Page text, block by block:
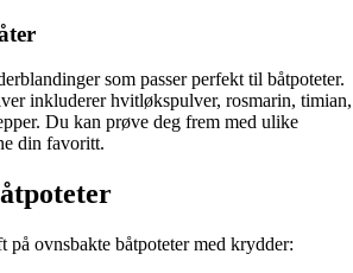
som passer perfekt til båtpoteter.
inkluderer hvitløkspulver, rosmarin, timian,
Du kan prøve deg frem med ulike
din favoritt.
på ovnsbakte båtpoteter med krydder: